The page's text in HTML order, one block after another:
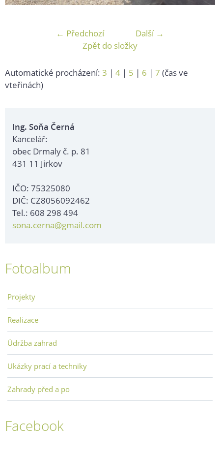
← Předchozí
Další →
Zpět do složky
Automatické procházení: 3 | 4 | 5 | 6 | 7 (čas ve
vteřinách)
Ing. Soňa Černá
Kancelář:
obec Drmaly č. p. 81
431 11 Jirkov
IČO: 75325080
DIČ: CZ8056092462
Tel.: 608 298 494
sona.cerna@gmail.com
Fotoalbum
Projekty
Realizace
Údržba zahrad
Ukázky prací a techniky
Zahrady před a po
Facebook